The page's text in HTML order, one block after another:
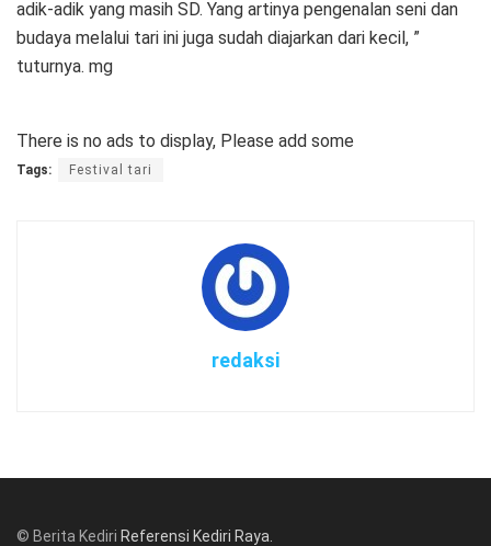
adik-adik yang masih SD. Yang artinya pengenalan seni dan
budaya melalui tari ini juga sudah diajarkan dari kecil, ”
tuturnya. mg
There is no ads to display, Please add some
Tags: Festival tari
redaksi
© Berita Kediri Referensi Kediri Raya